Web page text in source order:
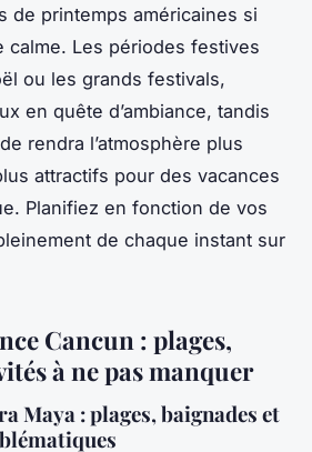
de printemps américaines si
calme. Les périodes festives
ou les grands festivals,
en quête d’ambiance, tandis
rendra l’atmosphère plus
attractifs pour des vacances
Planifiez en fonction de vos
de chaque instant sur
Cancun : plages,
à ne pas manquer
Maya : plages, baignades et